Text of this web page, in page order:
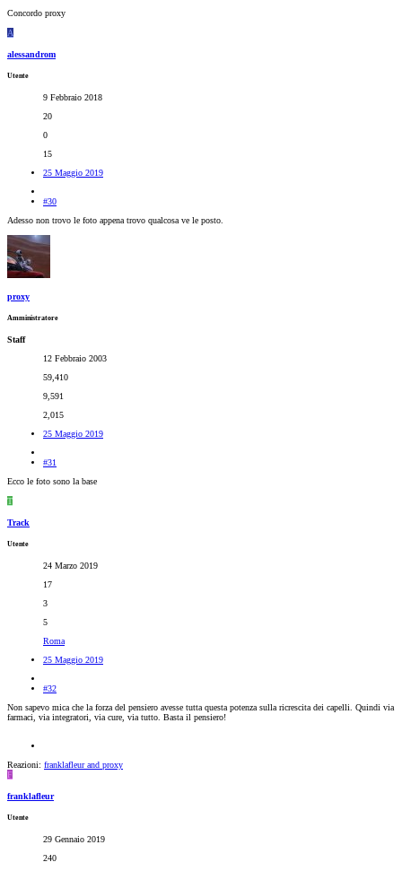
Concordo proxy
A
alessandrom
Utente
9 Febbraio 2018
20
0
15
25 Maggio 2019
#30
Adesso non trovo le foto appena trovo qualcosa ve le posto.
proxy
Amministratore
Staff
12 Febbraio 2003
59,410
9,591
2,015
25 Maggio 2019
#31
Ecco le foto sono la base
T
Track
Utente
24 Marzo 2019
17
3
5
Roma
25 Maggio 2019
#32
Non sapevo mica che la forza del pensiero avesse tutta questa potenza sulla ricrescita dei capelli. Quindi via
farmaci, via integratori, via cure, via tutto. Basta il pensiero!
Reazioni: franklafleurand proxy
F
franklafleur
Utente
29 Gennaio 2019
240